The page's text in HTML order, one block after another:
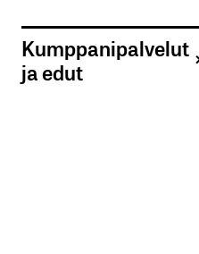
Kumppanipalvelut
ja edut